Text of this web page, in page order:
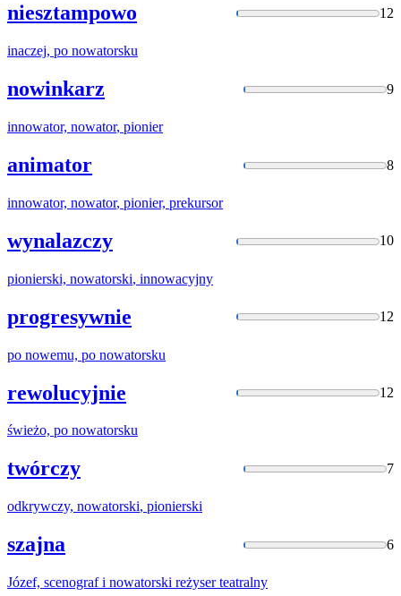
niesztampowo 12
inaczej, po nowatorsku
nowinkarz 9
innowator, nowator, pionier
animator 8
innowator, nowator, pionier, prekursor
wynalazczy 10
pionierski, nowatorski, innowacyjny
progresywnie 12
po nowemu, po nowatorsku
rewolucyjnie 12
świeżo, po nowatorsku
twórczy 7
odkrywczy, nowatorski, pionierski
szajna 6
Józef, scenograf i nowatorski reżyser teatralny